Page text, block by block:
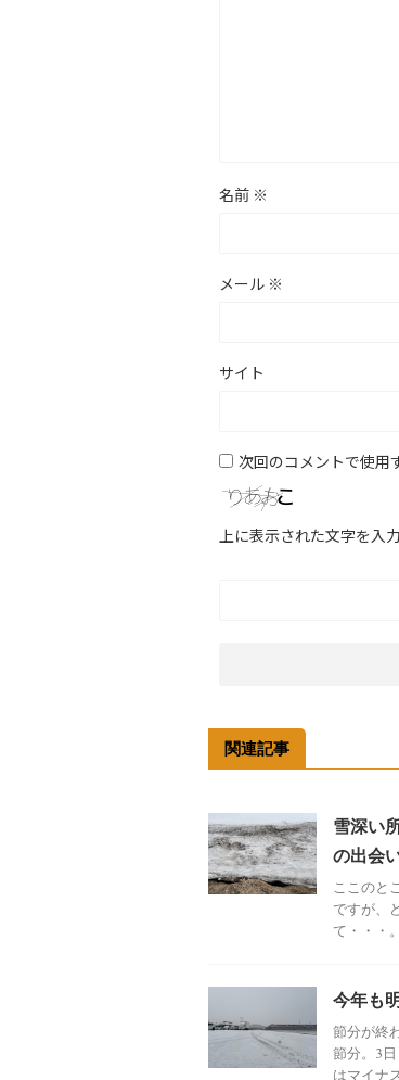
名前 ※
メール ※
サイト
次回のコメントで使用
上に表示された文字を入
関連記事
雪深い
の出会い
ここのと
ですが、
て・・・
今年も
節分が終
節分。3
はマイナ